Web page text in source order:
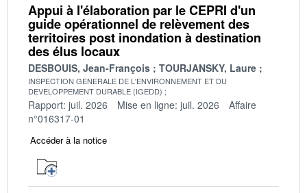
Appui à l'élaboration par le CEPRI d'un
guide opérationnel de relèvement des
territoires post inondation à destination
des élus locaux
DESBOUIS, Jean-François TOURJANSKY, Laure
INSPECTION GENERALE DE L'ENVIRONNEMENT ET DU
DEVELOPPEMENT DURABLE (IGEDD)
Rapport: juil. 2026 Mise en ligne: juil. 2026
Affaire
n°016317-01
Accéder à la notice